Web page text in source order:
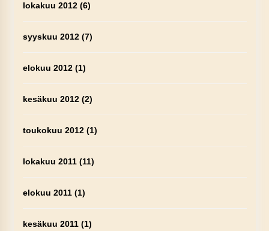
lokakuu 2012(6)
syyskuu 2012(7)
elokuu 2012(1)
kesäkuu 2012(2)
toukokuu 2012(1)
lokakuu 2011(11)
elokuu 2011(1)
kesäkuu 2011(1)